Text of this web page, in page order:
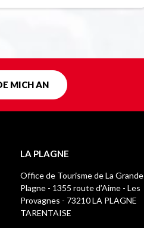
MICH AN
LA PLAGNE
Office de Tourisme de La Grande
Plagne - 1355 route d’Aime - Les
Provagnes - 73210 LA PLAGNE
TARENTAISE